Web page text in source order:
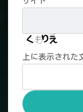
上に表示された